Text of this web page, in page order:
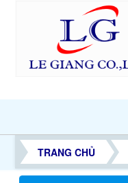
TRANG CHỦ